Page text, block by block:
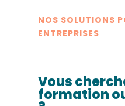
NOS SOLUTIONS
ENTREPRISES
Vous
formation